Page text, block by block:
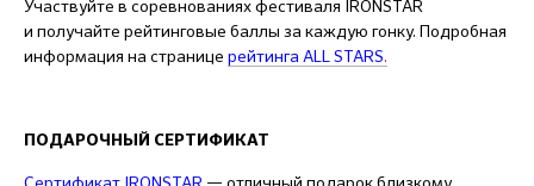
Участвуйте в соревнованиях фестиваля IRONSTAR
и получайте рейтинговые баллы за каждую гонку. Подробная
информация на странице рейтинга ALL STARS.
ПОДАРОЧНЫЙ СЕРТИФИКАТ